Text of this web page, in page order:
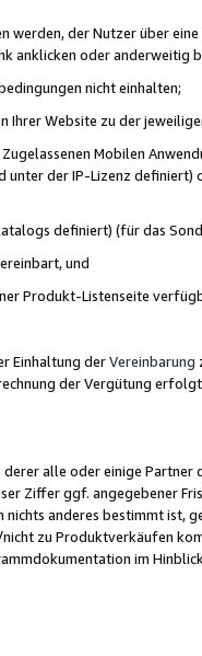
werden, der Nutzer über
anklicken oder anderweitig
nicht einhalten;
Website zu der
Mobilen
unter der IP-Lizenz
definiert) (für das
und
Produkt-Listenseite
Einhaltung derVereinbarung
der Vergütung
alle oder einige
Ziffer ggf. angegebener
anderes bestimmt ist,
zu Produktverkäufen
im